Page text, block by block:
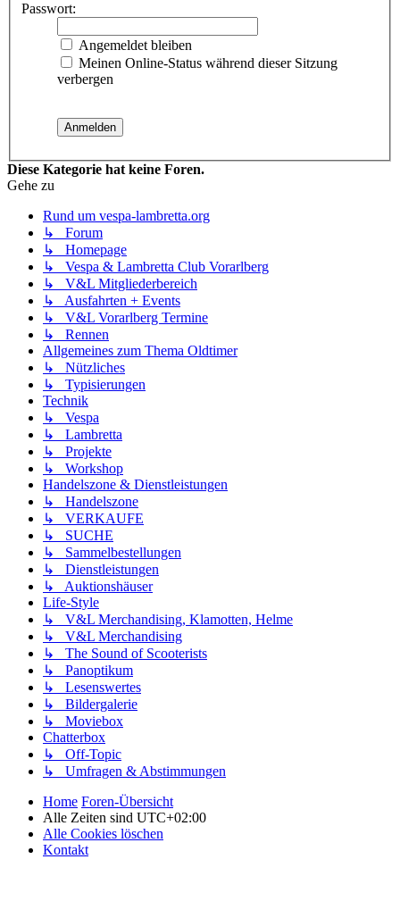
Passwort:
Angemeldet bleiben
Meinen Online-Status während dieser Sitzung
verbergen
Diese Kategorie hat keine Foren.
Gehe zu
Rund um vespa-lambretta.org
↳ Forum
↳ Homepage
↳ Vespa & Lambretta Club Vorarlberg
↳ V&L Mitgliederbereich
↳ Ausfahrten + Events
↳ V&L Vorarlberg Termine
↳ Rennen
Allgemeines zum Thema Oldtimer
↳ Nützliches
↳ Typisierungen
Technik
↳ Vespa
↳ Lambretta
↳ Projekte
↳ Workshop
Handelszone & Dienstleistungen
↳ Handelszone
↳ VERKAUFE
↳ SUCHE
↳ Sammelbestellungen
↳ Dienstleistungen
↳ Auktionshäuser
Life-Style
↳ V&L Merchandising, Klamotten, Helme
↳ V&L Merchandising
↳ The Sound of Scooterists
↳ Panoptikum
↳ Lesenswertes
↳ Bildergalerie
↳ Moviebox
Chatterbox
↳ Off-Topic
↳ Umfragen & Abstimmungen
Home Foren-Übersicht
Alle Zeiten sind UTC+02:00
Alle Cookies löschen
Kontakt